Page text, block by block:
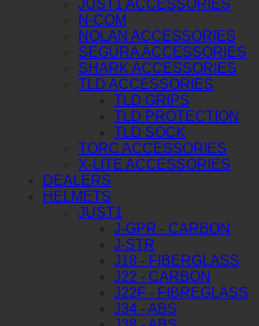
JUST1 ACCESSORIES
N-COM
NOLAN ACCESSORIES
SEGURA ACCESSORIES
SHARK ACCESSORIES
TLD ACCESSORIES
TLD GRIPS
TLD PROTECTION
TLD SOCK
TORC ACCESSORIES
X-LITE ACCESSORIES
DEALERS
HELMETS
JUST1
J-GPR - CARBON
J-STR
J18 - FIBERGLASS
J22 - CARBON
J22F - FIBREGLASS
J34 - ABS